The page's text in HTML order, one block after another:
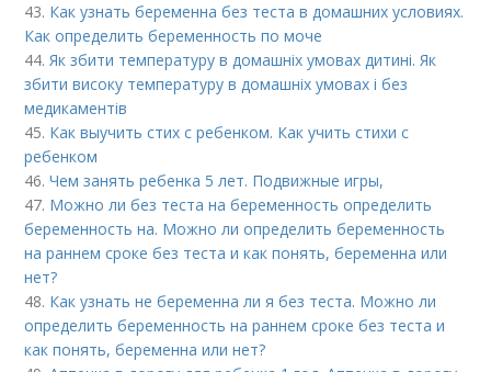
43. Как узнать беременна без теста в домашних условиях.
Как определить беременность по моче
44.Як збити температуру в домашніх умовах дитині. Як
збити високу температуру в домашніх умовах і без
медикаментів
45. Как выучить стих с ребенком. Как учить стихи с
ребенком
46.Чем занять ребенка 5 лет. Подвижные игры,
47. Можно ли без теста на беременность определить
беременность на. Можно ли определить беременность
на раннем сроке без теста и как понять, беременна или
нет?
48. Как узнать не беременна ли я без теста. Можно ли
определить беременность на раннем сроке без теста и
как понять, беременна или нет?